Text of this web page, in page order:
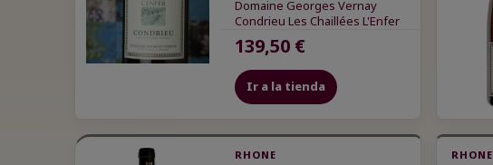
Domaine Georges Vernay
Condrieu Les Chaillées L'Enfer
139,50 €
Ir a la tienda
RHONE RHONE